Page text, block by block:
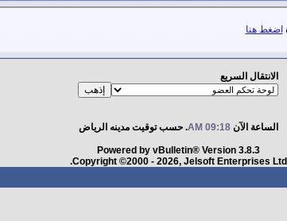
اضغط هنا
الانتقال السريع
الساعة الآن09:18 AM . حسب توقيت مدينه الرياض
Powered by vBulletin® Version 3.8.3
Copyright ©2000 - 2026, Jelsoft Enterprises Ltd.